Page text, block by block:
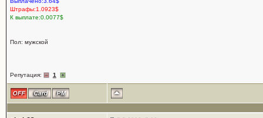
Штрафы:1.0923$
К выплате:0.0077$
Пол: мужской
Репутация: 1